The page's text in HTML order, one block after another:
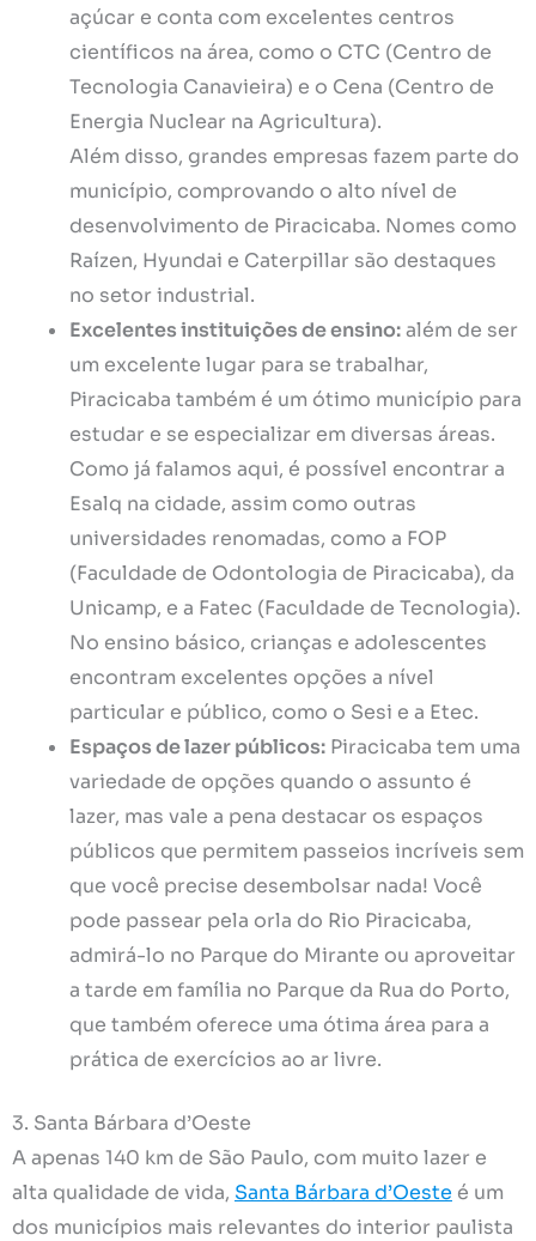
açúcar e conta com excelentes centros
científicos na área, como o CTC (Centro de
Tecnologia Canavieira) e o Cena (Centro de
Energia Nuclear na Agricultura).
Além disso, grandes empresas fazem parte do
município, comprovando o alto nível de
desenvolvimento de Piracicaba. Nomes como
Raízen, Hyundai e Caterpillar são destaques
no setor industrial.
Excelentes instituições de ensino:além de ser
um excelente lugar para se trabalhar,
Piracicaba também é um ótimo município para
estudar e se especializar em diversas áreas.
Como já falamos aqui, é possível encontrar a
Esalq na cidade, assim como outras
universidades renomadas, como a FOP
(Faculdade de Odontologia de Piracicaba), da
Unicamp, e a Fatec (Faculdade de Tecnologia).
No ensino básico, crianças e adolescentes
encontram excelentes opções a nível
particular e público, como o Sesi e a Etec.
Espaços de lazer públicos: Piracicaba tem uma
variedade de opções quando o assunto é
lazer, mas vale a pena destacar os espaços
públicos que permitem passeios incríveis sem
que você precise desembolsar nada! Você
pode passear pela orla do Rio Piracicaba,
admirá-lo no Parque do Mirante ou aproveitar
a tarde em família no Parque da Rua do Porto,
que também oferece uma ótima área para a
prática de exercícios ao ar livre.
3. Santa Bárbara d’Oeste
A apenas 140 km de São Paulo, com muito lazer e
alta qualidade de vida, Santa Bárbara d’Oeste é um
dos municípios mais relevantes do interior paulista